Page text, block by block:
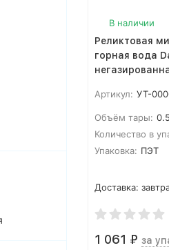
В наличии
Реликтовая
горная вода
Артикул: УТ-
Объём тары:
Количество в
Упаковка: ПЭТ
Доставка:
1 061 ₽ за